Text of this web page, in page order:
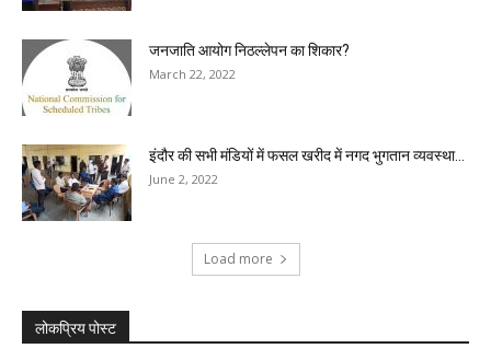
जनजाति आयोग निठल्लेपन का शिकार?
March 22, 2022
इंदौर की सभी मंडियों में फसल खरीद में नगद भुगतान व्यवस्था...
June 2, 2022
Load more
लोकप्रिय पोस्ट